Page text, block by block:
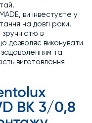
ви інвестуєте у
на довгі роки.
зручністю в
дозволяє виконувати
задоволенням та
виготовлення
BK 3/0,8